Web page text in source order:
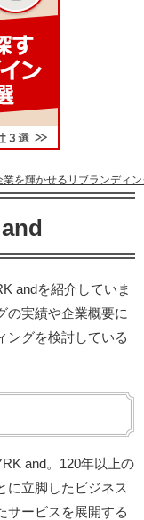
業を輝かせるリブランディ
andを紹介していま
の実績や企業概要に
ングを検討している
and。120年以上の
に立脚したビジネス
サービスを展開する